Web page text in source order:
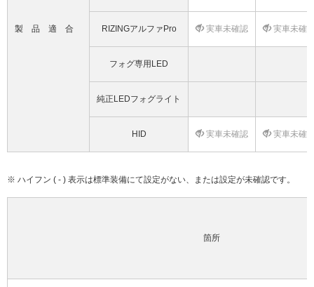
製品適合 RIZINGアルファPro 実車未確認 実車未確
フォグ専用LED
純正LEDフォグライト
HID 実車未確認 実車未確
※ ハイフン ( - ) 表示は標準装備にて設定がない、または設定が未確認です。
箇所